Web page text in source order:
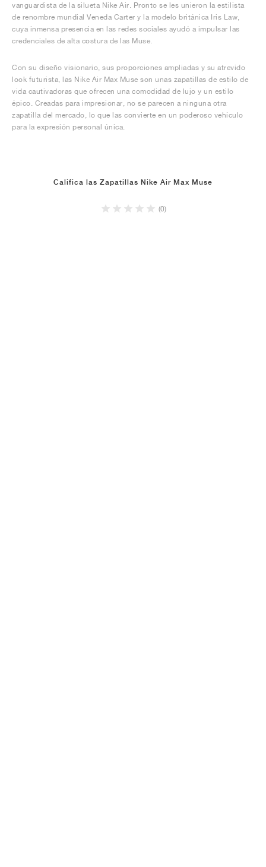
vanguardista de la silueta Nike Air. Pronto se les unieron la estilista
de renombre mundial Veneda Carter y la modelo británica Iris Law,
cuya inmensa presencia en las redes sociales ayudó a impulsar las
credenciales de alta costura de las Muse.
Con su diseño visionario, sus proporciones ampliadas y su atrevido
look futurista, las Nike Air Max Muse son unas zapatillas de estilo de
vida cautivadoras que ofrecen una comodidad de lujo y un estilo
épico. Creadas para impresionar, no se parecen a ninguna otra
zapatilla del mercado, lo que las convierte en un poderoso vehículo
para la expresión personal única.
Califica las Zapatillas Nike Air Max Muse
(0)